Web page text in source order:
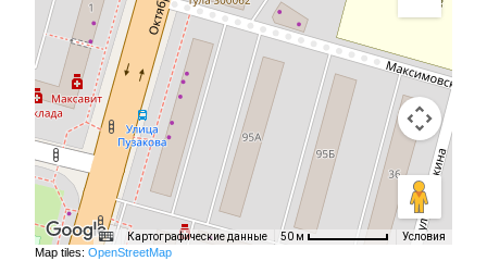
Картографические данные 50 м Условия
Map tiles: OpenStreetMap